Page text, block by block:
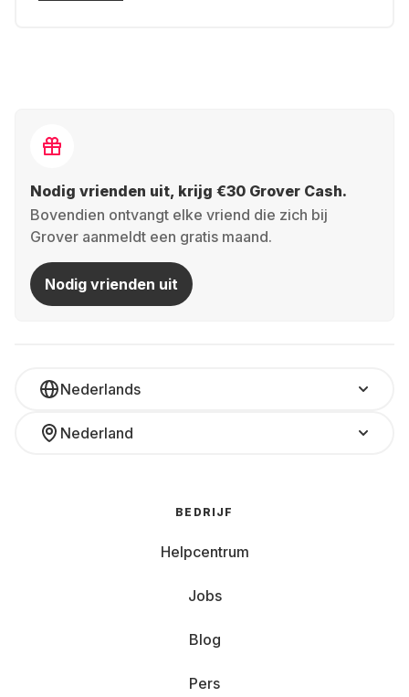
Nodig vrienden uit, krijg €30 Grover Cash.
Bovendien ontvangt elke vriend die zich bij
Grover aanmeldt een gratis maand.
Nodig vrienden uit
Nederlands
Nederland
BEDRIJF
Helpcentrum
Jobs
Blog
Pers